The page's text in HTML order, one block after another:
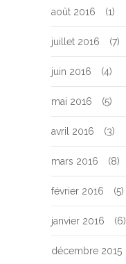
août 2016 (1)
juillet 2016 (7)
juin 2016 (4)
mai 2016 (5)
avril 2016 (3)
mars 2016 (8)
février 2016 (5)
janvier 2016 (6)
décembre 2015